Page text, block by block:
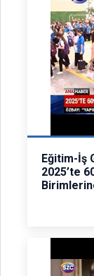
Eğitim-İş
2025’te